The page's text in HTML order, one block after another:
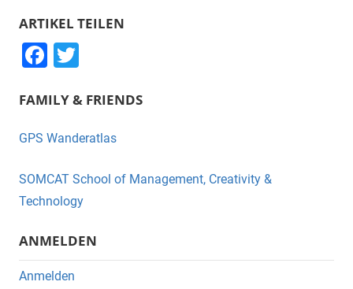
ARTIKEL TEILEN
F
c
e
o
o
k
tt
er
FAMILY & FRIENDS
GPS Wanderatlas
SOMCAT School of Management, Creativity &
Technology
ANMELDEN
Anmelden